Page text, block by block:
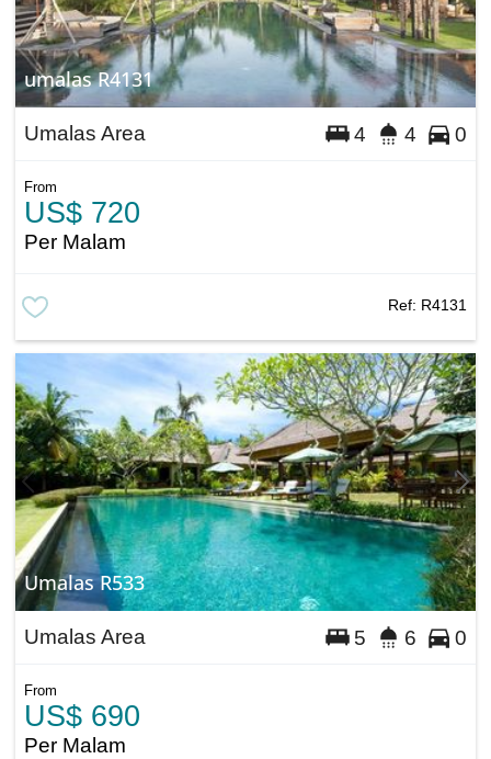
umalas R4131
Umalas Area 4 4 0
From
US$ 720
Per Malam
Ref: R4131
Umalas R533
Umalas Area 5 6 0
From
US$ 690
Per Malam